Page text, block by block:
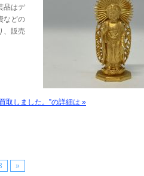
品はデ
などの
、販売
取しました。”の詳細は »
»